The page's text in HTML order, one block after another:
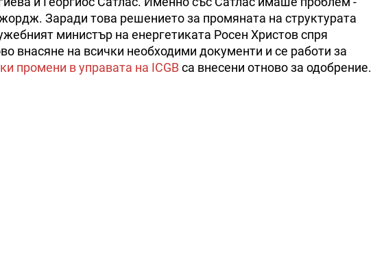
Заради това решението за промяната на структурата
министър на енергетиката Росен Христов спря
внасяне на всички необходими документи и се работи за
промени в управата на ICGBса внесени отново за одобрение.